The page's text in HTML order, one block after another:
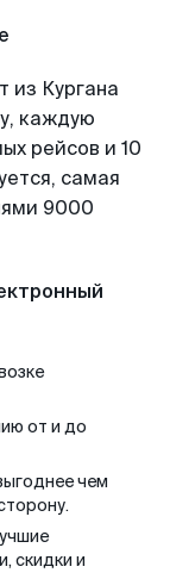
из Кургана
каждую
рейсов и 10
самая
9000
от и до
чем
скидки и